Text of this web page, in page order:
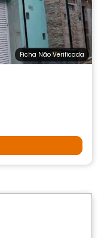
Ficha Não Verificada